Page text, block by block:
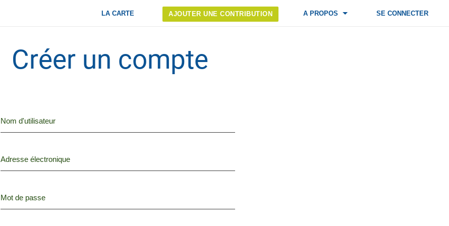
LA CARTE AJOUTER UNE CONTRIBUTION A PROPOS SE CONNECTER
Créer un compte
Nom d'utilisateur
Adresse électronique
Mot de passe